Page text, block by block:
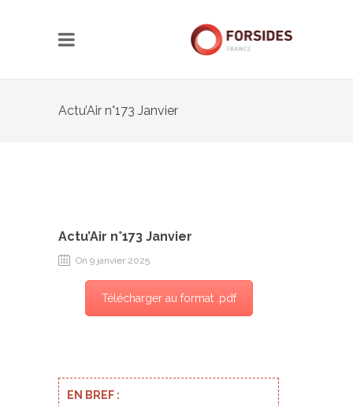
Actu’Air n°173 Janvier
Actu’Air n°173 Janvier
On 9 janvier 2025
Télécharger au format .pdf
EN BREF :